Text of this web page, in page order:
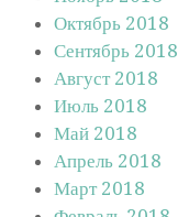
Октябрь 2018
Сентябрь 2018
Август 2018
Июль 2018
Май 2018
Апрель 2018
Март 2018